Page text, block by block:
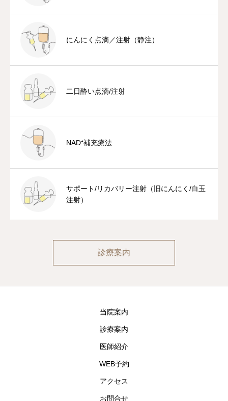
にんにく点滴／注射（静注）
二日酔い点滴/注射
NAD⁺補充療法
サポート/リカバリー注射（旧にんにく/白玉
注射）
診療案内
当院案内
診療案内
医師紹介
WEB予約
アクセス
お問合せ